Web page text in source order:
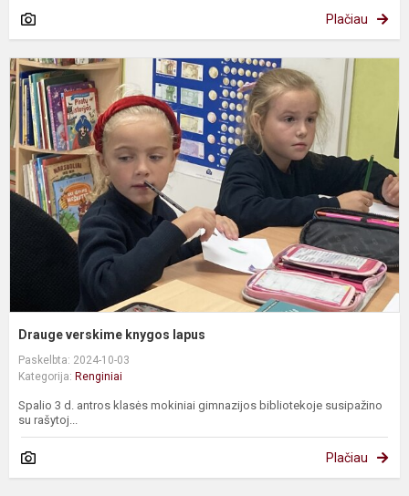
Plačiau
Drauge verskime knygos lapus
Paskelbta: 2024-10-03
Kategorija: Renginiai
Spalio 3 d. antros klasės mokiniai gimnazijos bibliotekoje susipažino
su rašytoj...
Plačiau